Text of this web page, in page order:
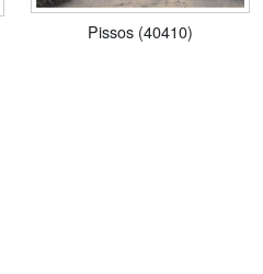
Pissos (40410)